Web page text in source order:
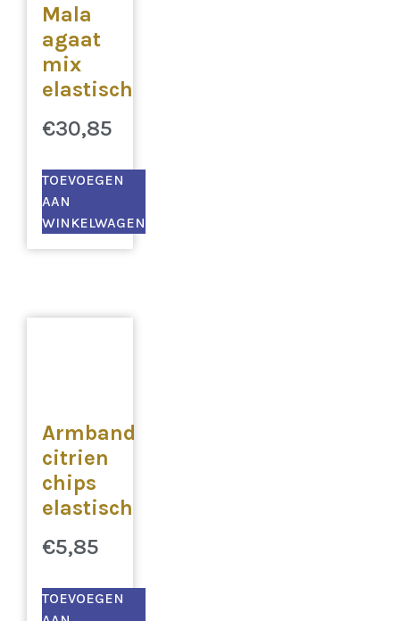
Mala
agaat
mix
elastisch
€30,85
TOEVOEGEN
AAN
WINKELWAGEN
Armband
citrien
chips
elastisch
€5,85
TOEVOEGEN